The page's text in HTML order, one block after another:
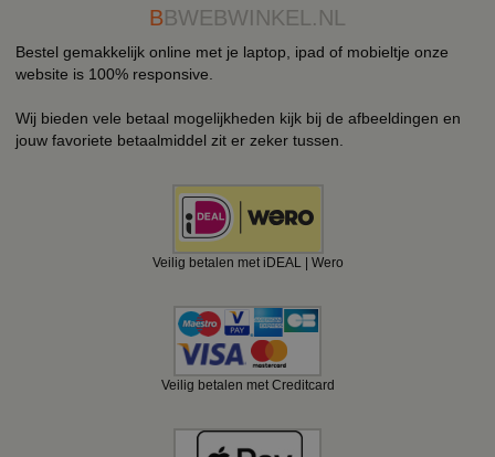
BBWEBWINKEL.NL
Bestel gemakkelijk online met je laptop, ipad of mobieltje onze
website is 100% responsive.
Wij bieden vele betaal mogelijkheden kijk bij de afbeeldingen en
jouw favoriete betaalmiddel zit er zeker tussen.
Veilig betalen met iDEAL | Wero
Veilig betalen met Creditcard